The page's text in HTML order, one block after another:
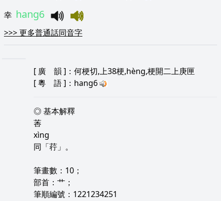
幸 hang6
>>>更多普通話同音字
[ 廣 韻 ]：何梗切,上38梗,hèng,梗開二上庚匣
[粵 語]：hang6
◎ 基本解釋
莕
xìng
同「荇」。
筆畫數：10；
部首：艹；
筆順編號：1221234251